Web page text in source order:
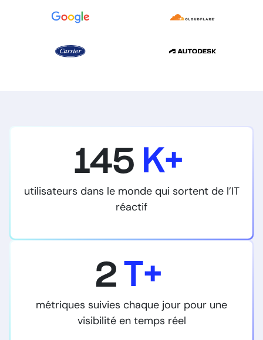
145 K+
utilisateurs dans le monde qui sortent de l’IT
réactif
2 T+
métriques suivies chaque jour pour une
visibilité en temps réel